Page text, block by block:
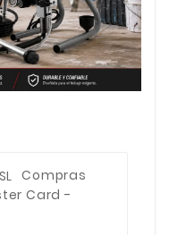
Compras
Card -